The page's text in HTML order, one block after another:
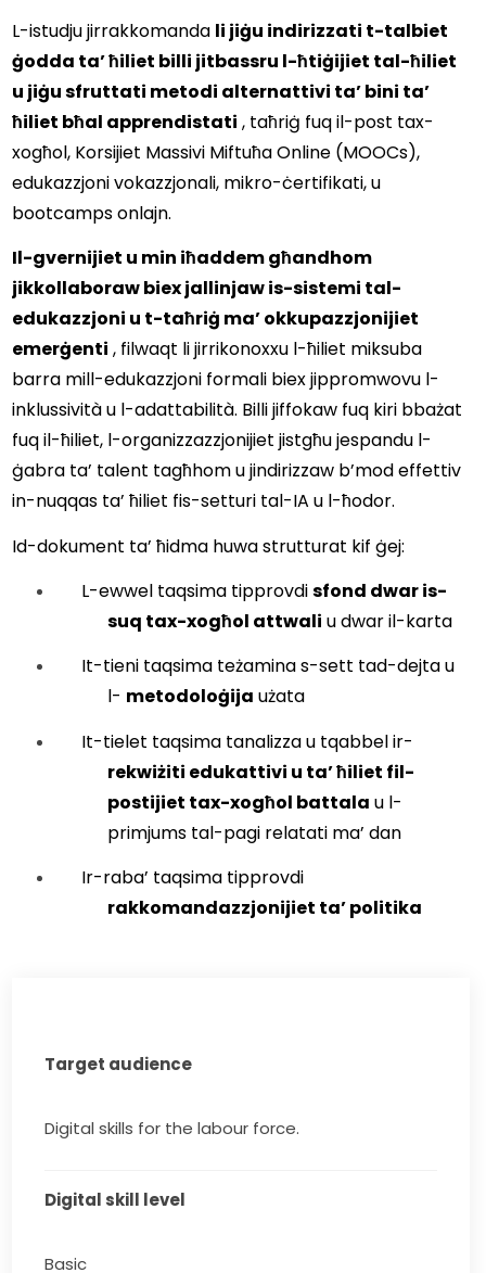
L-istudju jirrakkomanda li jiġu indirizzati t-talbiet
ġodda ta’ ħiliet billi jitbassru l-ħtiġijiet tal-ħiliet
u jiġu sfruttati metodi alternattivi ta’ bini ta’
ħiliet bħal apprendistati , taħriġ fuq il-post tax-
xogħol, Korsijiet Massivi Miftuħa Online (MOOCs),
edukazzjoni vokazzjonali, mikro-ċertifikati, u
bootcamps onlajn.
Il-gvernijiet u min iħaddem għandhom
jikkollaboraw biex jallinjaw is-sistemi tal-
edukazzjoni u t-taħriġ ma’ okkupazzjonijiet
emerġenti , filwaqt li jirrikonoxxu l-ħiliet miksuba
barra mill-edukazzjoni formali biex jippromwovu l-
inklussività u l-adattabilità. Billi jiffokaw fuq kiri bbażat
fuq il-ħiliet, l-organizzazzjonijiet jistgħu jespandu l-
ġabra ta’ talent tagħhom u jindirizzaw b’mod effettiv
in-nuqqas ta’ ħiliet fis-setturi tal-IA u l-ħodor.
Id-dokument ta’ ħidma huwa strutturat kif ġej:
L-ewwel taqsima tipprovdi sfond dwar is-
suq tax-xogħol attwali u dwar il-karta
It-tieni taqsima teżamina s-sett tad-dejta u
l- metodoloġija użata
rekwiżiti edukattivi u ta’ ħiliet fil-
postijiet tax-xogħol battala u l-
primjums tal-pagi relatati ma’ dan
Ir-raba’ taqsima tipprovdi
rakkomandazzjonijiet ta’ politika
Target audience
Digital skills for the labour force.
Digital skill level
Basic